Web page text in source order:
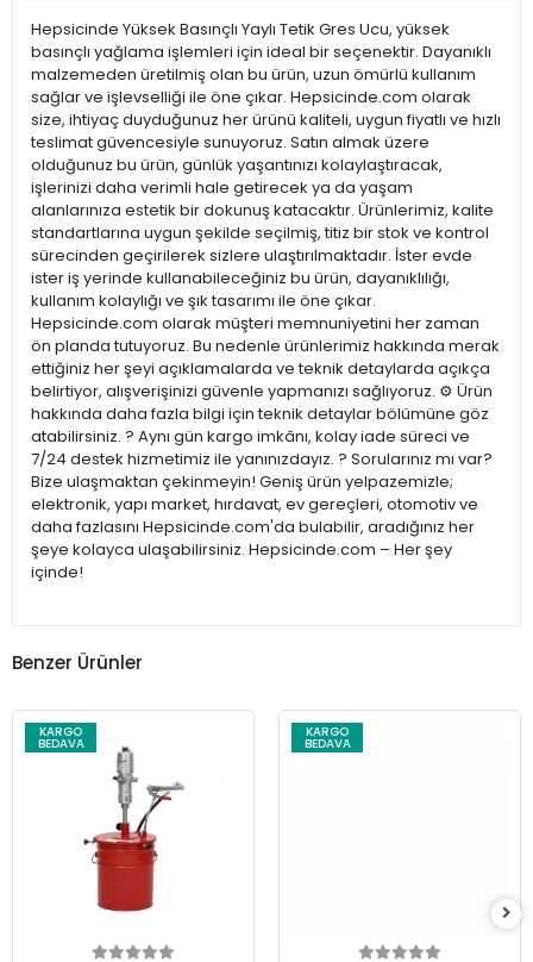
Hepsicinde Yüksek Basınçlı Yaylı Tetik Gres Ucu, yüksek
basınçlı yağlama işlemleri için ideal bir seçenektir. Dayanıklı
malzemeden üretilmiş olan bu ürün, uzun ömürlü kullanım
sağlar ve işlevselliği ile öne çıkar. Hepsicinde.com olarak
size, ihtiyaç duyduğunuz her ürünü kaliteli, uygun fiyatlı ve hızlı
teslimat güvencesiyle sunuyoruz. Satın almak üzere
olduğunuz bu ürün, günlük yaşantınızı kolaylaştıracak,
işlerinizi daha verimli hale getirecek ya da yaşam
alanlarınıza estetik bir dokunuş katacaktır. Ürünlerimiz, kalite
standartlarına uygun şekilde seçilmiş, titiz bir stok ve kontrol
sürecinden geçirilerek sizlere ulaştırılmaktadır. İster evde
ister iş yerinde kullanabileceğiniz bu ürün, dayanıklılığı,
kullanım kolaylığı ve şık tasarımı ile öne çıkar.
Hepsicinde.com olarak müşteri memnuniyetini her zaman
ön planda tutuyoruz. Bu nedenle ürünlerimiz hakkında merak
ettiğiniz her şeyi açıklamalarda ve teknik detaylarda açıkça
belirtiyor, alışverişinizi güvenle yapmanızı sağlıyoruz. ⚙️ Ürün
hakkında daha fazla bilgi için teknik detaylar bölümüne göz
atabilirsiniz. ? Aynı gün kargo imkânı, kolay iade süreci ve
7/24 destek hizmetimiz ile yanınızdayız. ? Sorularınız mı var?
Bize ulaşmaktan çekinmeyin! Geniş ürün yelpazemizle;
elektronik, yapı market, hırdavat, ev gereçleri, otomotiv ve
daha fazlasını Hepsicinde.com'da bulabilir, aradığınız her
şeye kolayca ulaşabilirsiniz. Hepsicinde.com – Her şey
içinde!
Benzer Ürünler
KARGO
BEDAVA
KARGO
BEDAVA